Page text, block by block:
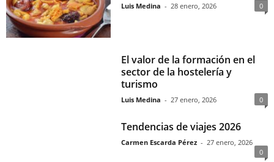
Luis Medina - 28 enero, 2026 0
El valor de la formación en el
sector de la hostelería y
turismo
Luis Medina - 27 enero, 2026 0
Tendencias de viajes 2026
Carmen Escarda Pérez - 27 enero, 2026
0